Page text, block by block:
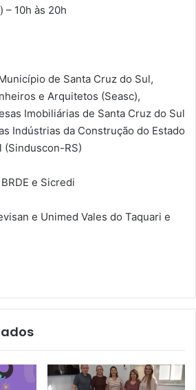
– 10h às 20h
de Santa Cruz do Sul,
e Arquitetos (Seasc),
Imobiliárias de Santa Cruz do Sul
Indústrias da Construção do Estado
(Sinduscon-RS)
e Sicredi
e Unimed Vales do Taquari e